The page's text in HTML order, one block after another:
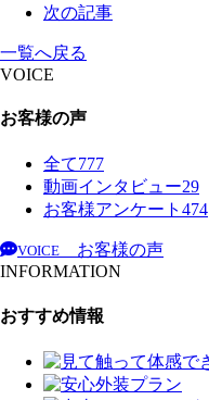
次の記事
一覧へ戻る
VOICE
お客様の声
全て777
動画インタビュー29
お客様アンケート 474
VOICE
お客様の声
INFORMATION
おすすめ情報